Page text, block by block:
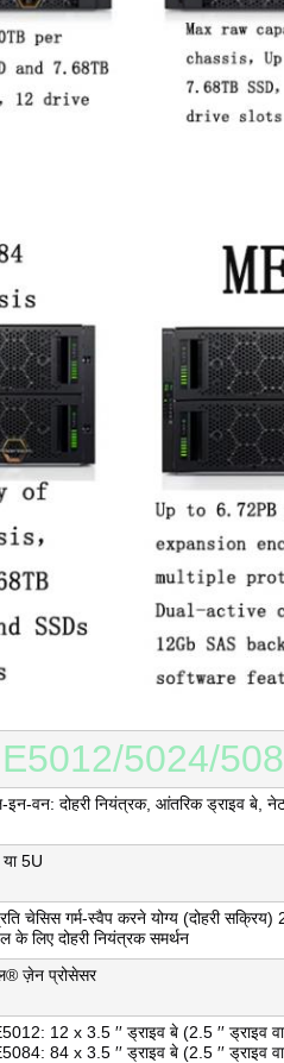
5024/5084
वन: दोहरी नियंत्रक, आंतरिक ड्राइव बे,
5U
चेसिस गर्म-स्वैप करने योग्य (दोहरी
के लिए दोहरी नियंत्रक समर्थन
ज़ेन प्रोसेसर
12 x 3.5 ′′ ड्राइव बे (2.5 ′′ ड्राइव
84 x 3.5 ′′ ड्राइव बे (2.5 ′′ ड्राइव